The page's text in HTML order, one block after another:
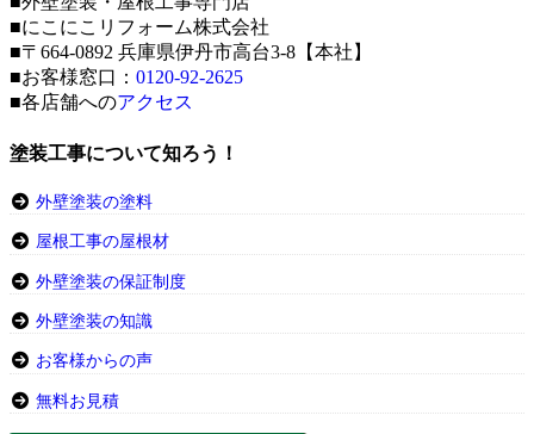
■にこにこリフォーム株式会社
■〒664-0892 兵庫県伊丹市高台3-8【本社】
■お客様窓口： 0120-92-2625
■各店舗へのアクセス
塗装工事について知ろう！
外壁塗装の塗料
屋根工事の屋根材
外壁塗装の保証制度
外壁塗装の知識
お客様からの声
無料お見積